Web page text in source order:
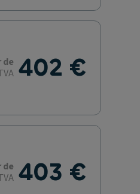
402 €
de
403 €
de